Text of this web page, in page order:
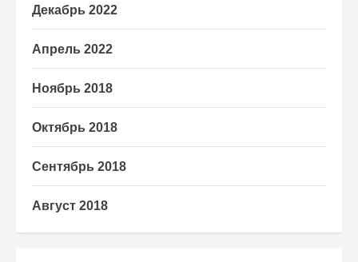
Декабрь 2022
Апрель 2022
Ноябрь 2018
Октябрь 2018
Сентябрь 2018
Август 2018